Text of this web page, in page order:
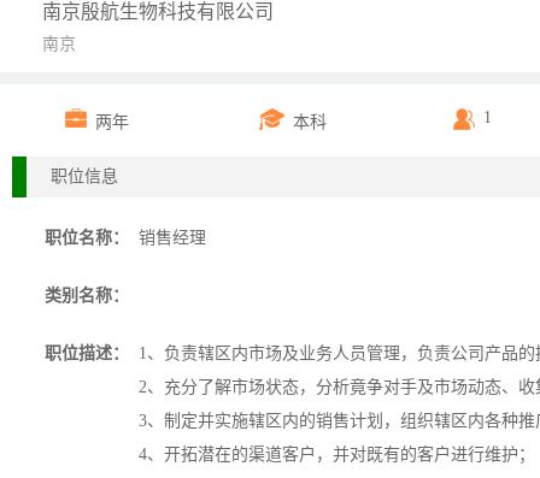
南京殷航生物科技有限公司
南京
两年 本科 1
职位信息
职位名称： 销售经理
类别名称：
职位描述：
1、负责辖区内市场及业务人员管理，负责公司产品
2、充分了解市场状态，分析竟争对手及市场动态、
3、制定并实施辖区内的销售计划，组织辖区内各种推
4、开拓潜在的渠道客户，并对既有的客户进行维护；